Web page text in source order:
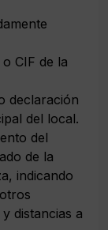
CIF de la
declaración
del local.
del
de la
indicando
distancias a